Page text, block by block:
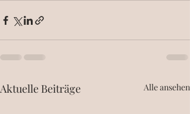
Aktuelle Beiträge Alle ansehen